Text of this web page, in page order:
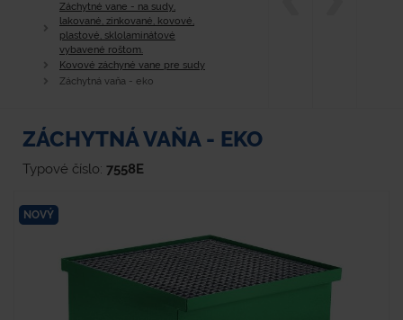
Záchytné vane - na sudy,
lakované, zinkované, kovové,
plastové, sklolaminátové
vybavené roštom.
Kovové záchyné vane pre sudy
Záchytná vaňa - eko
ZÁCHYTNÁ VAŇA - EKO
Typové číslo: 7558E
NOVÝ